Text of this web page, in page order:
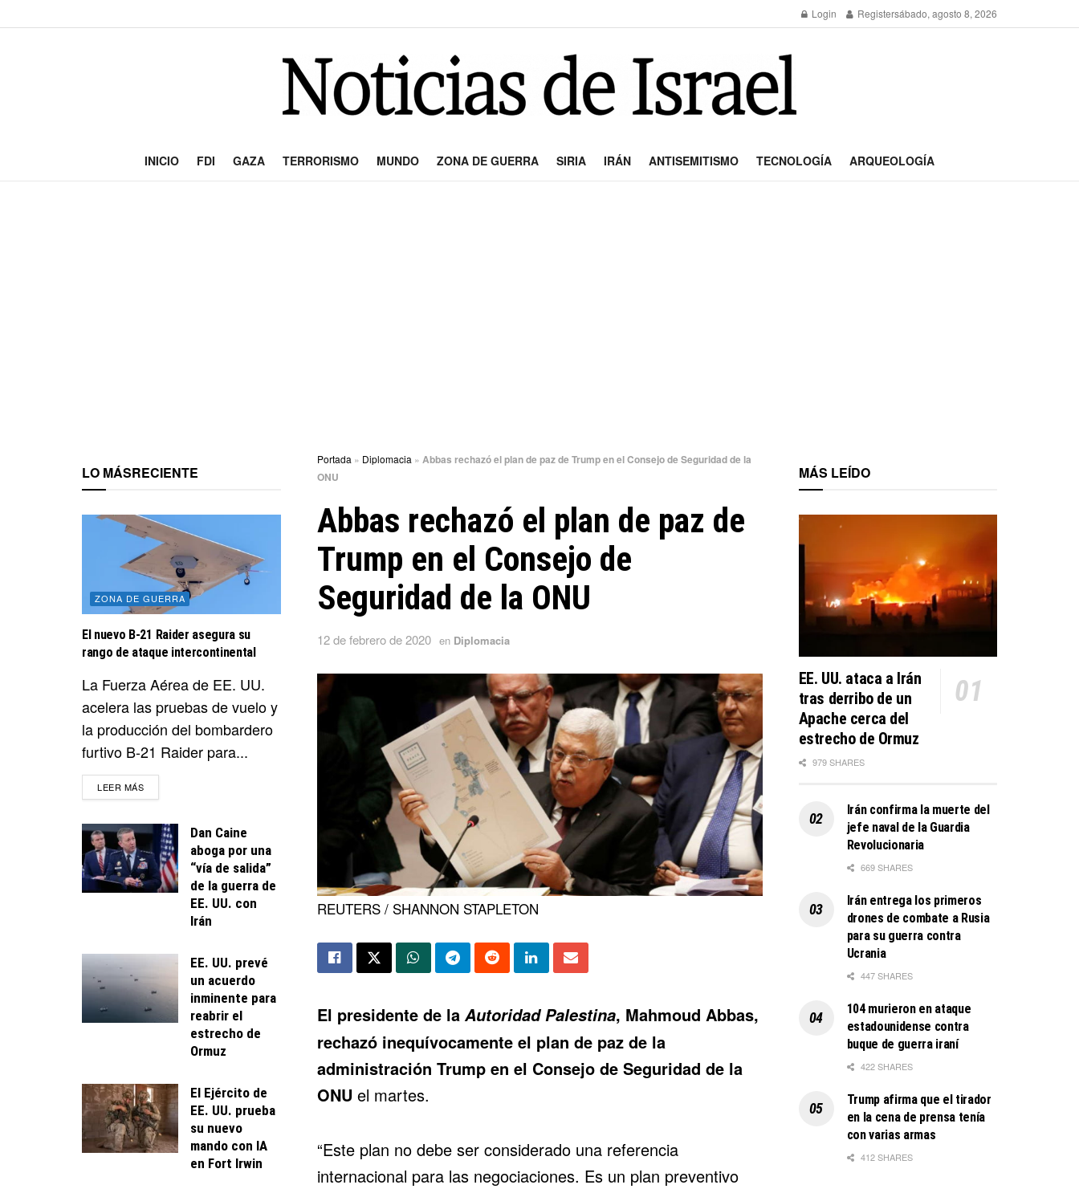
Login Registersábado, agosto 8, 2026
INICIO FDI GAZA TERRORISMO MUNDO ZONA DE GUERRA SIRIA IRÁN ANTISEMITISMO TECNOLOGÍA ARQUEOLOGÍA
Portada » Diplomacia » Abbas rechazó el plan de paz de Trump en el Consejo de Seguridad de la
ONU
Abbas rechazó el plan de paz de
Trump en el Consejo de
Seguridad de la ONU
12 de febrero de 2020 en Diplomacia
REUTERS / SHANNON STAPLETON
El presidente de la Autoridad Palestina, Mahmoud Abbas,
rechazó inequívocamente el plan de pazde la
administración Trump en el Consejo de Seguridad de la
ONU el martes.
“Este plan no debe ser considerado una referencia
internacional para las negociaciones. Es un plan preventivo
LO MÁSRECIENTE
ZONA DE GUERRA
El nuevo B-21 Raider asegura su
rango de ataque intercontinental
La Fuerza Aérea de EE. UU.
acelera las pruebas de vuelo y
la producción del bombardero
furtivo B-21 Raider para...
LEER MÁSDETAILS
Dan Caine
aboga por una
“vía de salida”
de la guerra de
EE. UU. con
Irán
EE. UU. prevé
un acuerdo
inminente para
reabrir el
estrecho de
Ormuz
El Ejército de
EE. UU. prueba
su nuevo
mando con IA
en Fort Irwin
MÁS LEÍDO
EE. UU. ataca a Irán
tras derribo de un
Apache cerca del
estrecho de Ormuz
979 SHARES
Irán confirma la muerte del
jefe naval de la Guardia
Revolucionaria
669 SHARES
Irán entrega los primeros
drones de combate a Rusia
para su guerra contra
Ucrania
447 SHARES
104 murieron en ataque
estadounidense contra
buque de guerra iraní
422 SHARES
Trump afirma que el tirador
en la cena de prensa tenía
con varias armas
412 SHARES